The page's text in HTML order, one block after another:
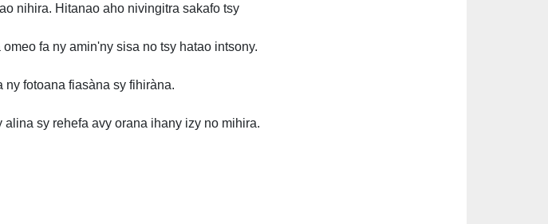
nihira. Hitanao aho nivingitra sakafo tsy
fa ny amin'ny sisa no tsy hatao intsony.
ny fotoana fiasàna sy fihiràna.
sy rehefa avy orana ihany izy no mihira.